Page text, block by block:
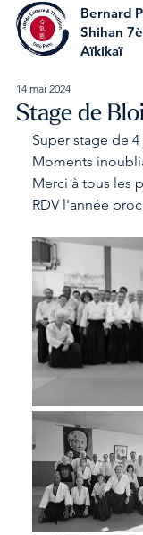
Bernard
Shihan
Aïkikaï
Stage de
14 mai 2024
Super stage de
Moments
Merci à tous les
RDV l'année